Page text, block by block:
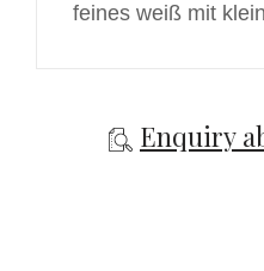
feines weiß mit
Enquiry